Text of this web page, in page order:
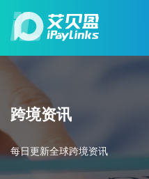
跨境资讯
每日更新全球跨境资讯